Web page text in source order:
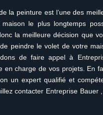
la peinture est l’une des
le plus longtemps
la meilleure décision que
peindre le volet de votre
de faire appel à
en charge de vos projets. En
un expert qualifié et
contacter Entreprise Bauer